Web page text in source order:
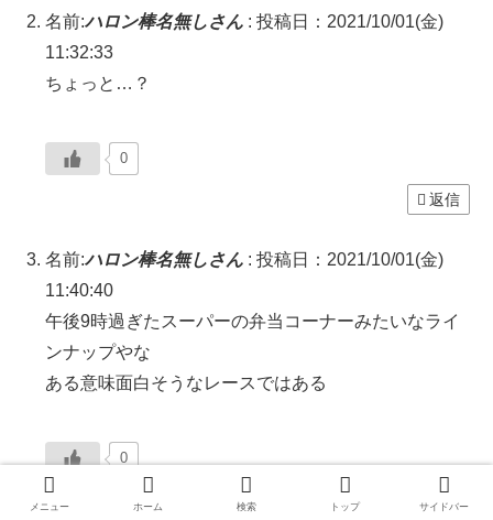
名前:ハロン棒名無しさん : 投稿日：2021/10/01(金)
11:32:33
ちょっと…？
0
返信
名前:ハロン棒名無しさん : 投稿日：2021/10/01(金)
11:40:40
午後9時過ぎたスーパーの弁当コーナーみたいなライ
ンナップやな
ある意味面白そうなレースではある
0
返信
メニュー ホーム 検索 トップ サイドバー